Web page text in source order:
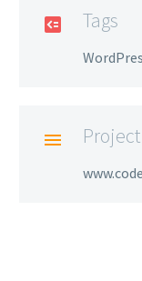
 Tags
